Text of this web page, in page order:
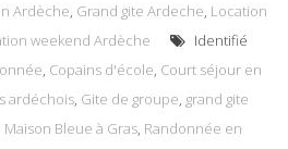
Ardèche, Grand gite Ardeche, Location
weekend Ardèche
Identifié
, Copains d'école, Court séjour en
ardéchois, Gite de groupe, grand gite
Maison Bleue à Gras, Randonnée en